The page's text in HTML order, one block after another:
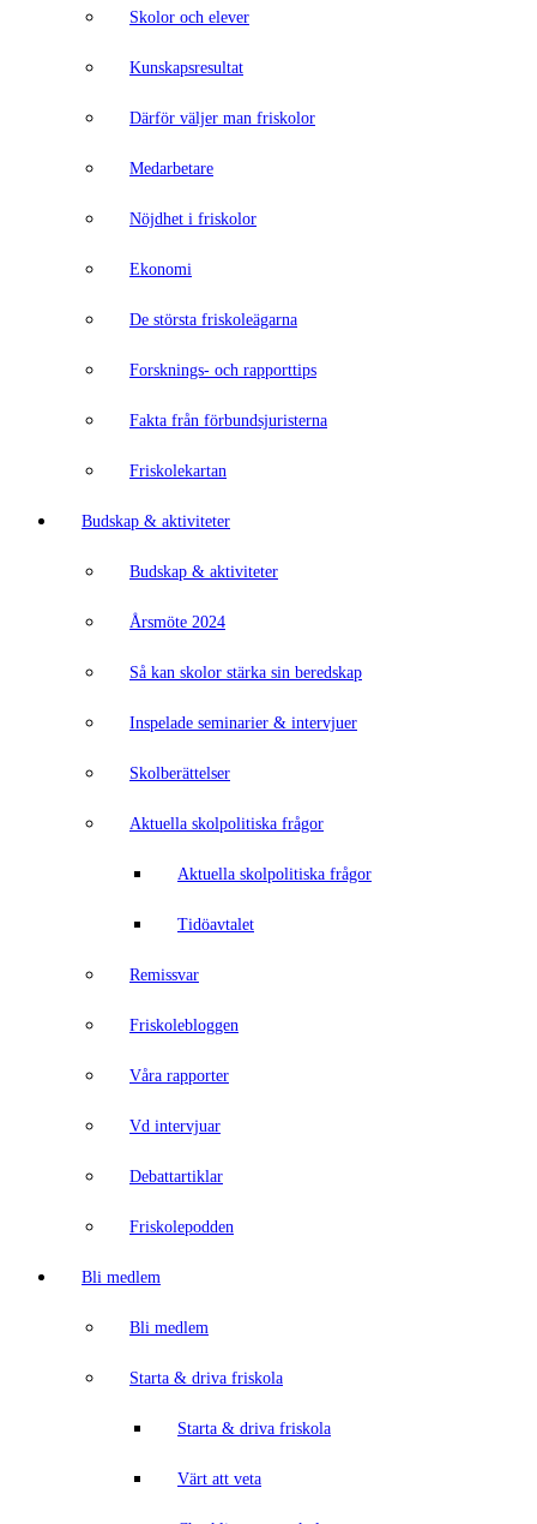
Skolor och elever
Kunskapsresultat
Därför väljer man friskolor
Medarbetare
Nöjdhet i friskolor
Ekonomi
De största friskoleägarna
Forsknings- och rapporttips
Fakta från förbundsjuristerna
Friskolekartan
Budskap & aktiviteter
Budskap & aktiviteter
Årsmöte 2024
Så kan skolor stärka sin beredskap
Inspelade seminarier & intervjuer
Skolberättelser
Aktuella skolpolitiska frågor
Aktuella skolpolitiska frågor
Tidöavtalet
Remissvar
Friskolebloggen
Våra rapporter
Vd intervjuar
Debattartiklar
Friskolepodden
Bli medlem
Bli medlem
Starta & driva friskola
Starta & driva friskola
Värt att veta